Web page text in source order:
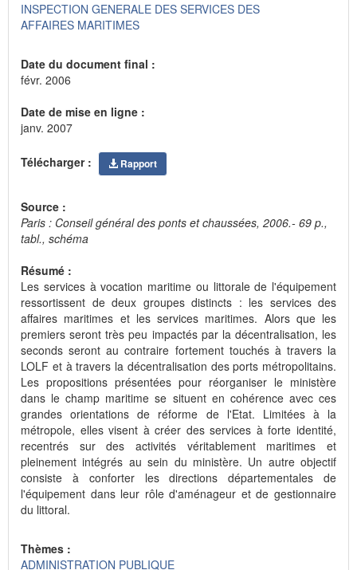
INSPECTION GENERALE DES SERVICES DES
AFFAIRES MARITIMES
Date du document final :
févr. 2006
Date de mise en ligne :
janv. 2007
Télécharger : Rapport
Source :
Paris : Conseil général des ponts et chaussées, 2006.- 69 p.,
tabl., schéma
Résumé :
Les services à vocation maritime ou littorale de l'équipement
ressortissent de deux groupes distincts : les services des
affaires maritimes et les services maritimes. Alors que les
premiers seront très peu impactés par la décentralisation, les
seconds seront au contraire fortement touchés à travers la
LOLF et à travers la décentralisation des ports métropolitains.
Les propositions présentées pour réorganiser le ministère
dans le champ maritime se situent en cohérence avec ces
grandes orientations de réforme de l'Etat. Limitées à la
métropole, elles visent à créer des services à forte identité,
recentrés sur des activités véritablement maritimes et
pleinement intégrés au sein du ministère. Un autre objectif
consiste à conforter les directions départementales de
l'équipement dans leur rôle d'aménageur et de gestionnaire
du littoral.
Thèmes :
ADMINISTRATION PUBLIQUE